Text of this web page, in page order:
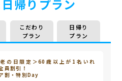
帰りプラン
こだわり
プラン
日帰り
プラン
の日限定＞60歳以上が1名いれ
員割引！
割・特別Day